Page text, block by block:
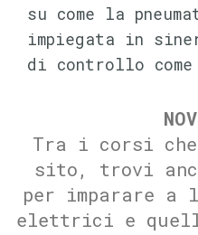
su come la
impiegata in
di controllo come
Tra i corsi
sito, trovi
per imparare a
elettrici e